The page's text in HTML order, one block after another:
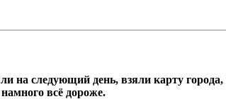
следующий день, взяли карту
всё дороже.